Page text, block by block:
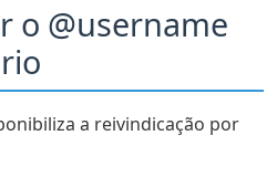
o @username
a reivindicação por